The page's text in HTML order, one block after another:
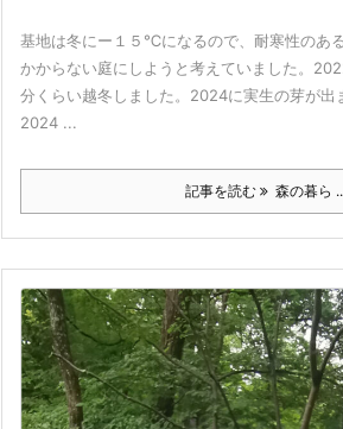
基地は冬にー１５℃になるので、耐寒性のあ
かからない庭にしようと考えていました。
分くらい越冬しました。2024に実生の芽が出
2024 ...
記事を読む 森の暮ら